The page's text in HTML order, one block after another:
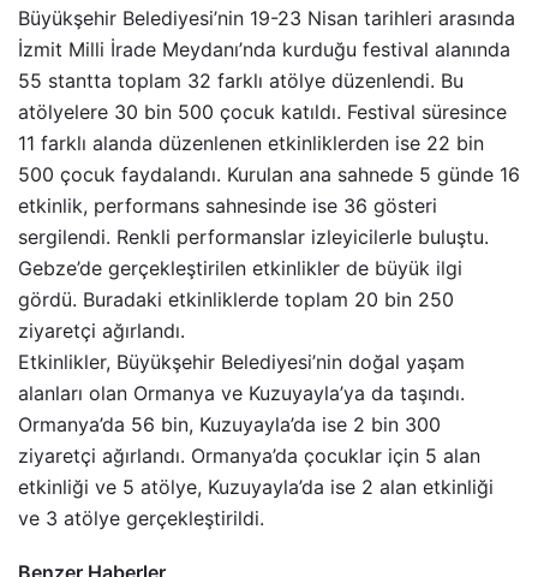
Büyükşehir Belediyesi’nin 19-23 Nisan tarihleri arasında
İzmit Milli İrade Meydanı’nda kurduğu festival alanında
55 stantta toplam 32 farklı atölye düzenlendi. Bu
atölyelere 30 bin 500 çocuk katıldı. Festival süresince
11 farklı alanda düzenlenen etkinliklerden ise 22 bin
500 çocuk faydalandı. Kurulan ana sahnede 5 günde 16
etkinlik, performans sahnesinde ise 36 gösteri
sergilendi. Renkli performanslar izleyicilerle buluştu.
Gebze’de gerçekleştirilen etkinlikler de büyük ilgi
gördü. Buradaki etkinliklerde toplam 20 bin 250
ziyaretçi ağırlandı.
Etkinlikler, Büyükşehir Belediyesi’nin doğal yaşam
alanları olan Ormanya ve Kuzuyayla’ya da taşındı.
Ormanya’da 56 bin, Kuzuyayla’da ise 2 bin 300
ziyaretçi ağırlandı. Ormanya’da çocuklar için 5 alan
etkinliği ve 5 atölye, Kuzuyayla’da ise 2 alan etkinliği
ve 3 atölye gerçekleştirildi.
Benzer Haberler